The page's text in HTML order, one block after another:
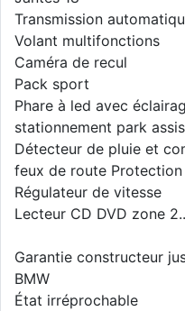
Transmission
Volant multifonctions
Caméra de recul
Pack sport
Phare à led avec
stationnement park
Détecteur de pluie et
feux de route
Régulateur de vitesse
Lecteur CD DVD zone
Garantie constructeur
BMW
État irréprochable